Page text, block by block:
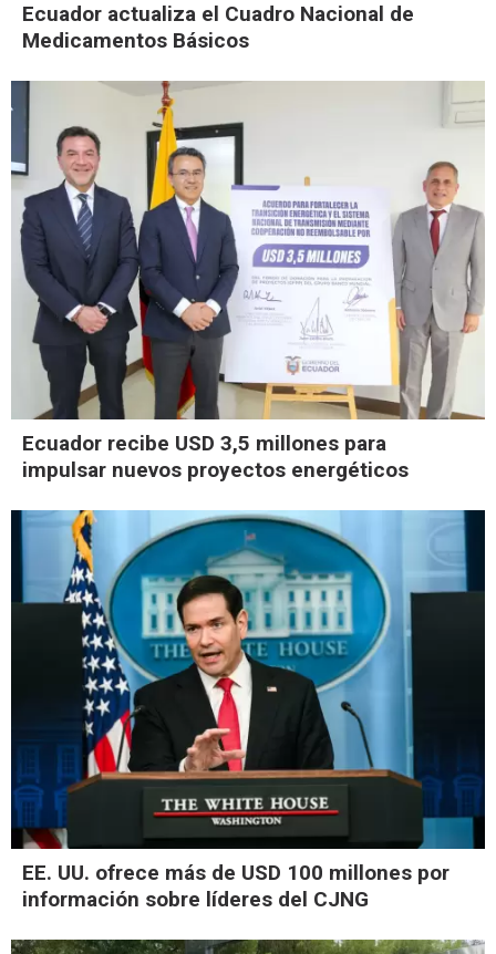
Ecuador actualiza el Cuadro Nacional de
Medicamentos Básicos
Ecuador recibe USD 3,5 millones para
impulsar nuevos proyectos energéticos
EE. UU. ofrece más de USD 100 millones por
información sobre líderes del CJNG